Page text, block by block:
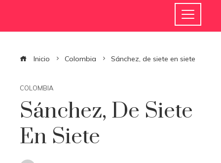
Inicio Colombia Sánchez, de siete en siete
COLOMBIA
Sánchez, De Siete
En Siete